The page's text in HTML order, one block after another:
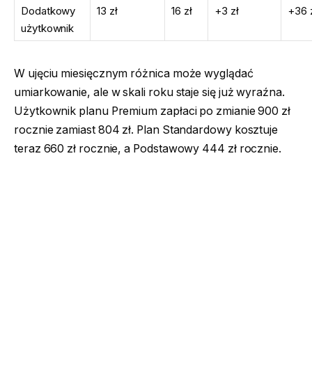
Dodatkowy
użytkownik
13 zł 16 zł +3 zł +36
W ujęciu miesięcznym różnica może wyglądać
umiarkowanie, ale w skali roku staje się już wyraźna.
Użytkownik planu Premium zapłaci po zmianie 900 zł
rocznie zamiast 804 zł. Plan Standardowy kosztuje
teraz 660 zł rocznie, a Podstawowy 444 zł rocznie.